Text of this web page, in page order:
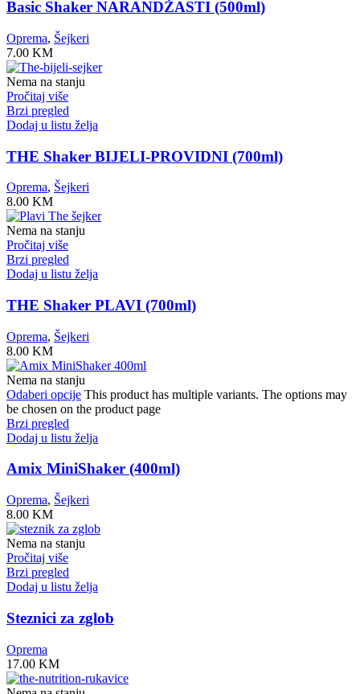
Basic Shaker NARANDŽASTI (500ml)
Oprema, Šejkeri
7.00 KM
Nema na stanju
Pročitaj više
Brzi pregled
Dodaj u listu želja
THE Shaker BIJELI-PROVIDNI (700ml)
Oprema, Šejkeri
8.00 KM
Nema na stanju
Pročitaj više
Brzi pregled
Dodaj u listu želja
THE Shaker PLAVI (700ml)
Oprema, Šejkeri
8.00 KM
Nema na stanju
Odaberi opcije This product has multiple variants. The options may
be chosen on the product page
Brzi pregled
Dodaj u listu želja
Amix MiniShaker (400ml)
Oprema, Šejkeri
8.00 KM
Nema na stanju
Pročitaj više
Brzi pregled
Dodaj u listu želja
Steznici za zglob
Oprema
17.00 KM